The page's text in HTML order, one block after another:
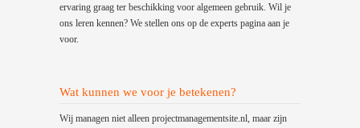
ervaring graag ter beschikking voor algemeen gebruik. Wil je
ons leren kennen? We stellen ons op de experts pagina aan je
voor.
Wat kunnen we voor je betekenen?
Wij managen niet alleen projectmanagementsite.nl, maar zijn